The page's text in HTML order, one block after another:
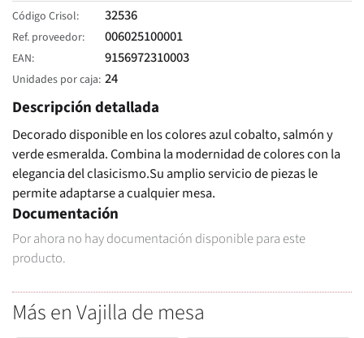
Código Crisol 32536
Ref. proveedor 006025100001
EAN 9156972310003
Unidades por caja 24
Descripción detallada
Decorado disponible en los colores azul cobalto, salmón y
verde esmeralda. Combina la modernidad de colores con la
elegancia del clasicismo.Su amplio servicio de piezas le
permite adaptarse a cualquier mesa.
Documentación
Por ahora no hay documentación disponible para este
producto.
Más en Vajilla de mesa